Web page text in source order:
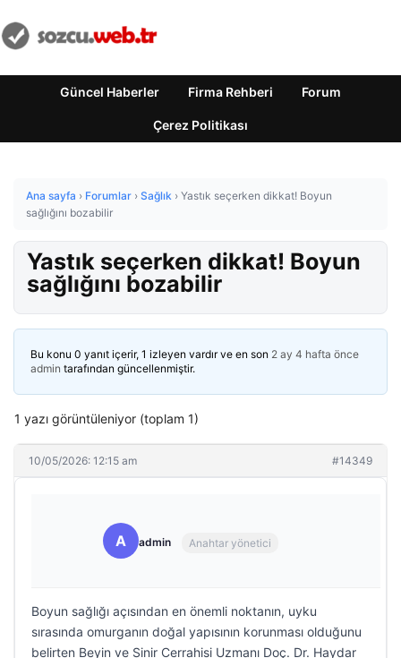
Güncel Haberler Firma Rehberi Forum
Çerez Politikası
Ana sayfa › Forumlar › Sağlık › Yastık seçerken dikkat! Boyun
sağlığını bozabilir
Yastık seçerken dikkat! Boyun
sağlığını bozabilir
Bu konu 0 yanıt içerir, 1 izleyen vardır ve en son 2 ay 4 hafta önce
admin tarafından güncellenmiştir.
1 yazı görüntüleniyor (toplam 1)
10/05/2026: 12:15 am #14349
A admin Anahtar yönetici
Boyun sağlığı açısından en önemli noktanın, uyku
sırasında omurganın doğal yapısının korunması olduğunu
belirten Beyin ve Sinir Cerrahisi Uzmanı Doç. Dr. Haydar